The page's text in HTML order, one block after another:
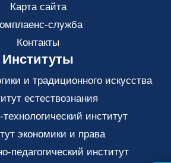
Карта сайта
служба
Контакты
Институты
и традиционного искусства
естествознания
институт
экономики и права
педагогический институт